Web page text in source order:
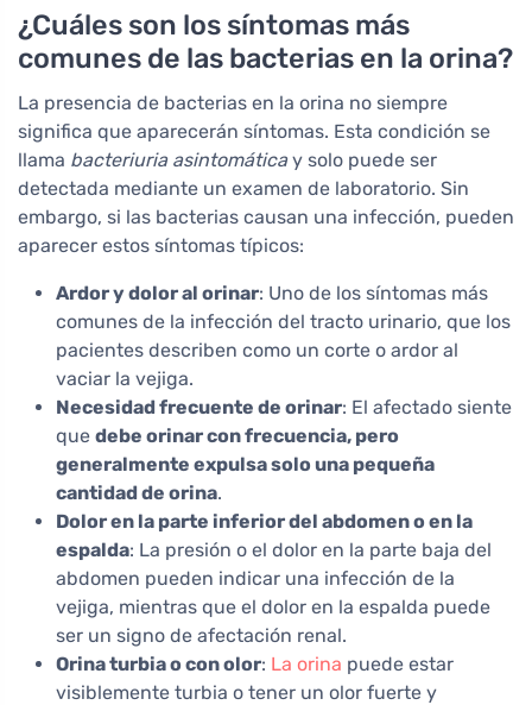
¿Cuáles son los síntomas más
comunes de las bacterias en la orina?
La presencia de bacterias en la orina no siempre
significa que aparecerán síntomas. Esta condición se
llama bacteriuria asintomáticay solo puede ser
detectada mediante un examen de laboratorio. Sin
embargo, si las bacterias causan una infección, pueden
aparecer estos síntomas típicos:
Ardor y dolor al orinar: Uno de los síntomas más
comunes de la infección del tracto urinario, que los
pacientes describen como un corte o ardor al
vaciar la vejiga.
Necesidad frecuente de orinar: El afectado siente
que debe orinar con frecuencia, pero
generalmente expulsa solo una pequeña
cantidad de orina.
Dolor en la parte inferior del abdomen o en la
espalda: La presión o el dolor en la parte baja del
abdomen pueden indicar una infección de la
vejiga, mientras que el dolor en la espalda puede
ser un signo de afectación renal.
Orina turbia o con olor: La orina puede estar
visiblemente turbia o tener un olor fuerte y